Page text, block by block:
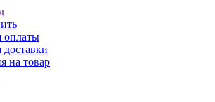
оплаты
доставки
на товар